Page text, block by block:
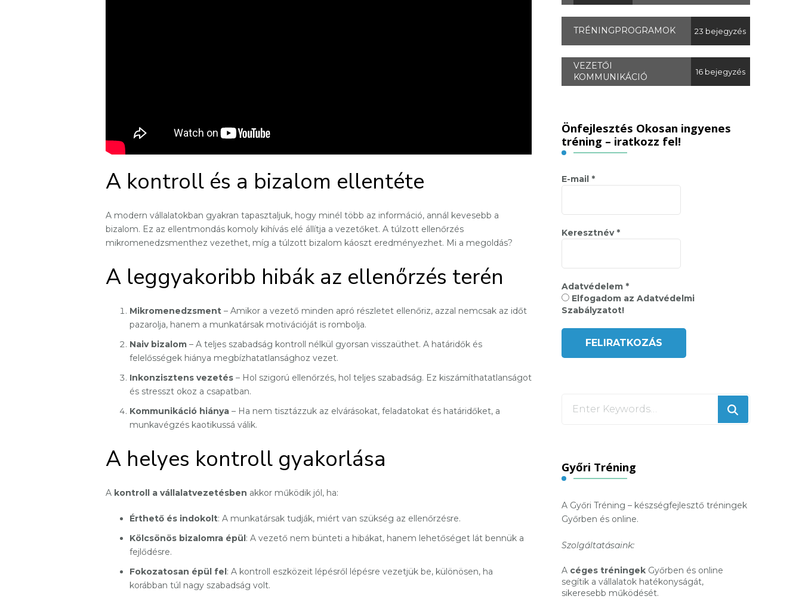
A kontroll és a bizalom ellentéte
A modern vállalatokban gyakran tapasztaljuk, hogy minél több az információ, annál kevesebb a
bizalom. Ez az ellentmondás komoly kihívás elé állítja a vezetőket. A túlzott ellenőrzés
mikromenedzsmenthez vezethet, míg a túlzott bizalom káoszt eredményezhet. Mi a megoldás?
A leggyakoribb hibák az ellenőrzés terén
Mikromenedzsment – Amikor a vezető minden apró részletet ellenőriz, azzal nemcsak az időt
pazarolja, hanem a munkatársak motivációját is rombolja.
Naiv bizalom – A teljes szabadság kontroll nélkül gyorsan visszaüthet. A határidők és
felelősségek hiánya megbízhatatlansághoz vezet.
Inkonzisztens vezetés – Hol szigorú ellenőrzés, hol teljes szabadság. Ez kiszámíthatatlanságot
és stresszt okoz a csapatban.
Kommunikáció hiánya – Ha nem tisztázzuk az elvárásokat, feladatokat és határidőket, a
munkavégzés kaotikussá válik.
A helyes kontroll gyakorlása
A kontroll a vállalatvezetésben akkor működik jól, ha:
Érthető és indokolt: A munkatársak tudják, miért van szükség az ellenőrzésre.
Kölcsönös bizalomra épül: A vezető nem bünteti a hibákat, hanem lehetőséget lát bennük a
fejlődésre.
Fokozatosan épül fel: A kontroll eszközeit lépésről lépésre vezetjük be, különösen, ha
korábban túl nagy szabadság volt.
TRÉNINGPROGRAMOK 23 bejegyzés
VEZETŐI
KOMMUNIKÁCIÓ
16 bejegyzés
Önfejlesztés Okosan ingyenes
tréning – iratkozz fel!
E-mail *
Keresztnév *
Adatvédelem *
Elfogadom az Adatvédelmi
Szabályzatot!
Győri Tréning
A Győri Tréning – készségfejlesztő tréningek
Győrben és online.
Szolgáltatásaink:
A céges tréningek Győrben és online
segítik a vállalatok hatékonyságát,
sikeresebb működését.